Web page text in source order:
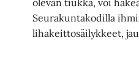
Seurakuntakodilla
lihakeittosäilykkeet,